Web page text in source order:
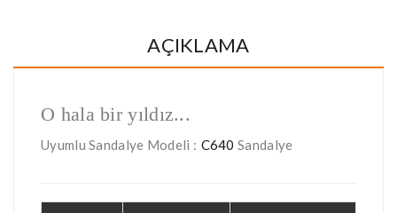
AÇIKLAMA
O hala bir yıldız...
Uyumlu Sandalye Modeli : C640Sandalye